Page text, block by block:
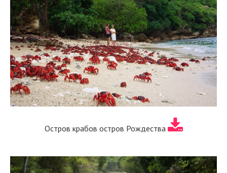
Остров крабов остров Рождества